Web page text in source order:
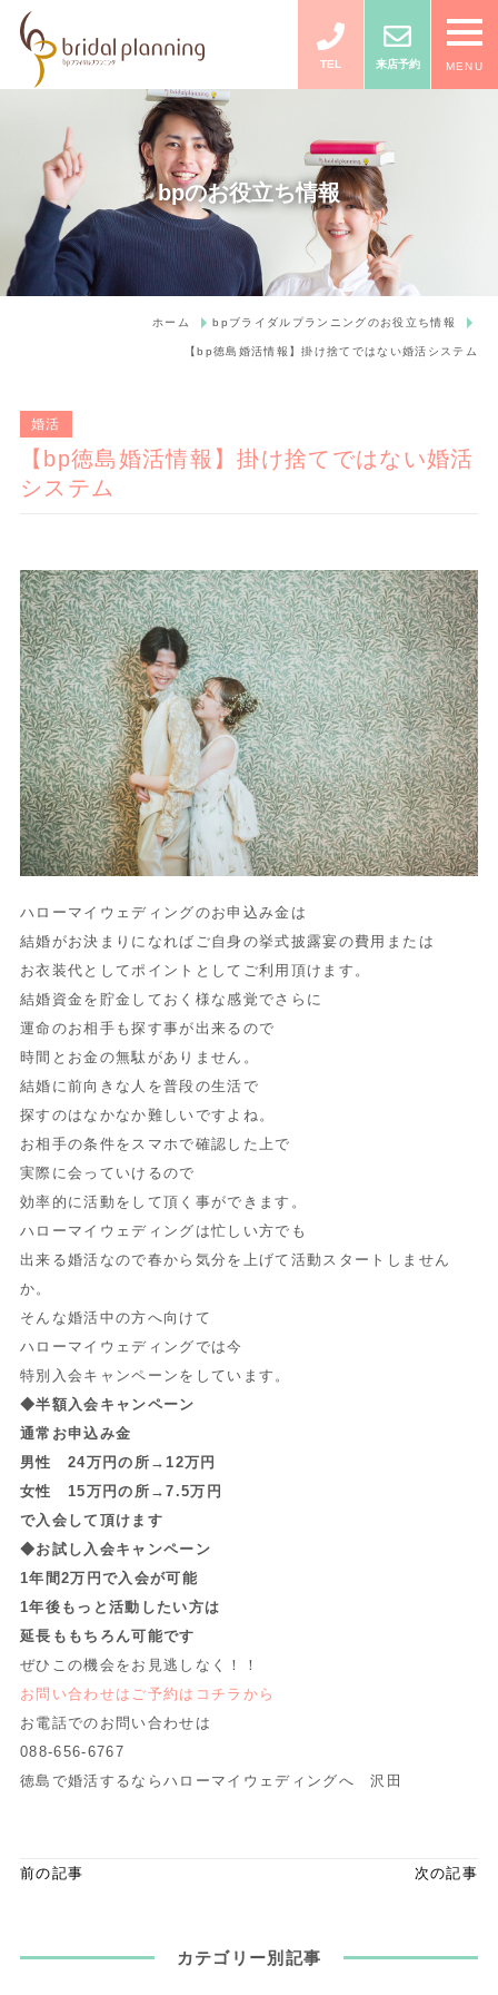
TEL 来店予約 MENU
bpのお役立ち情報
ホーム bpブライダルプランニングのお役立ち情報
【bp徳島婚活情報】掛け捨てではない婚活システム
婚活
【bp徳島婚活情報】掛け捨てではない婚活
システム
ハローマイウェディングのお申込み金は
結婚がお決まりになればご自身の挙式披露宴の費用または
お衣装代としてポイントとしてご利用頂けます。
結婚資金を貯金しておく様な感覚でさらに
運命のお相手も探す事が出来るので
時間とお金の無駄がありません。
結婚に前向きな人を普段の生活で
探すのはなかなか難しいですよね。
お相手の条件をスマホで確認した上で
実際に会っていけるので
効率的に活動をして頂く事ができます。
ハローマイウェディングは忙しい方でも
出来る婚活なので春から気分を上げて活動スタートしません
か。
そんな婚活中の方へ向けて
ハローマイウェディングでは今
特別入会キャンペーンをしています。
◆半額入会キャンペーン
通常お申込み金
男性 24万円の所→12万円
女性 15万円の所→7.5万円
で入会して頂けます
◆お試し入会キャンペーン
1年間2万円で入会が可能
1年後もっと活動したい方は
延長ももちろん可能です
ぜひこの機会をお見逃しなく！！
お問い合わせはご予約はコチラから
お電話でのお問い合わせは
088-656-6767
徳島で婚活するならハローマイウェディングへ 沢田
前の記事 次の記事
カテゴリー別記事